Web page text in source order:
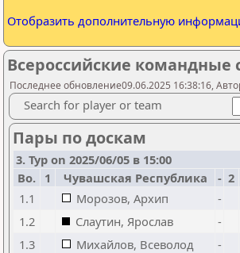
Отобразить дополнительную
Всероссийские
Последнее обновление09.06.2025 16:38:16,
Search for player or team
Пары по доскам
3. Тур on 2025/06/05 в 15:00
Bo. 1 Чувашская Республика - 2
1.1
Морозов, Архип -
1.2
Слаутин, Ярослав -
1.3
Михайлов, Всеволод -